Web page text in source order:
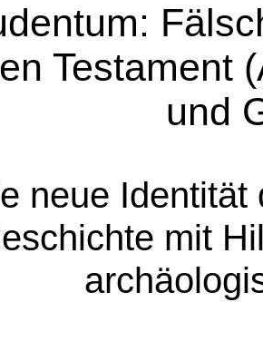
Testament
und
neue
mit